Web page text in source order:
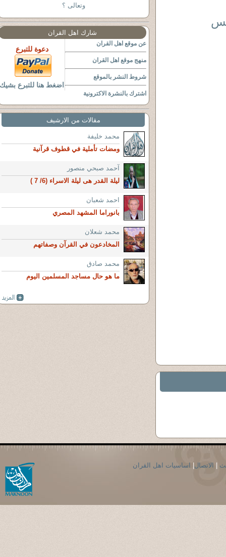
وتعالى ؟
شارك اهل القران
عن موقع اهل القران
منهج موقع اهل القران
شروط النشر بالموقع
اشترك بالنشرة الاكترونية
دعوة للتبرع
اضغط هنا للتبرع بشيك
مقالات من الارشيف
محمد خليفة
ومضات تأملية في قطوف قرآنية
آحمد صبحي منصور
ليلة القدر هى ليلة الاسراء (6/ 7 )
احمد شعبان
بانوراما المشهد المصري
محمد شعلان
المخادعون في القرآن وصفاتهم
محمد صادق
ما هو حال مساجد المسلمين اليوم
الاتصال اساسيات اهل القران